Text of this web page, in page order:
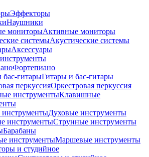
Эффекторы
Наушники
мониторыАктивные мониторы
системыАкустические системы
Аксессуары
Фортепиано
бас-гитарыГитары и бас-гитары
перкуссияОркестровая перкуссия
инструментыКлавишные
Духовые инструменты
инструментыСтрунные инструменты
Барабаны
инструментыМаршевые инструменты
и студийное